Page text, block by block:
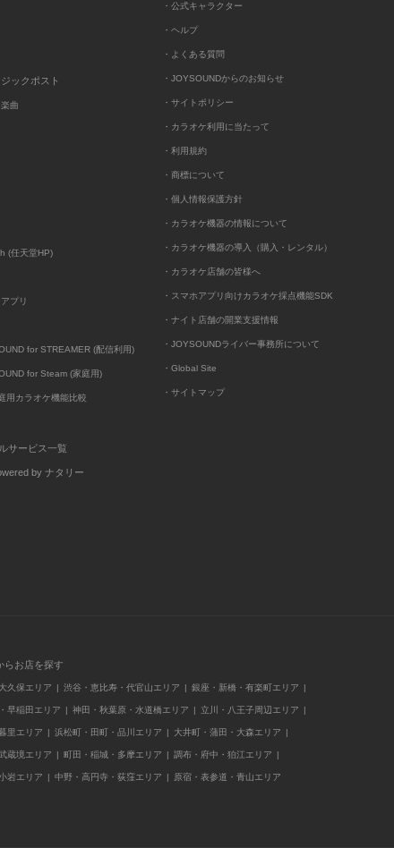
ックポスト
曲
(任天堂HP)
プリ
for STREAMER (配信利用)
for Steam (家庭用)
用カラオケ機能比較
サービス一覧
by ナタリー
・公式キャラクター
・ヘルプ
・よくある質問
・JOYSOUNDからのお知らせ
・サイトポリシー
・カラオケ利用に当たって
・利用規約
・商標について
・個人情報保護方針
・カラオケ機器の情報について
・カラオケ機器の導入（購入・レンタル）
・カラオケ店舗の皆様へ
・スマホアプリ向けカラオケ採点機能SDK
・ナイト店舗の開業支援情報
・JOYSOUNDライバー事務所について
・Global Site
・サイトマップ
らお店を探す
久保エリア 渋谷・恵比寿・代官山エリア 銀座・新橋・有楽町エリア
早稲田エリア 神田・秋葉原・水道橋エリア 立川・八王子周辺エリア
里エリア 浜松町・田町・品川エリア 大井町・蒲田・大森エリア
蔵境エリア 町田・稲城・多摩エリア 調布・府中・狛江エリア
岩エリア 中野・高円寺・荻窪エリア 原宿・表参道・青山エリア